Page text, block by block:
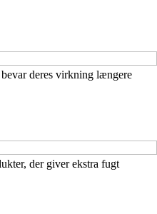
deres virkning længere
der giver ekstra fugt